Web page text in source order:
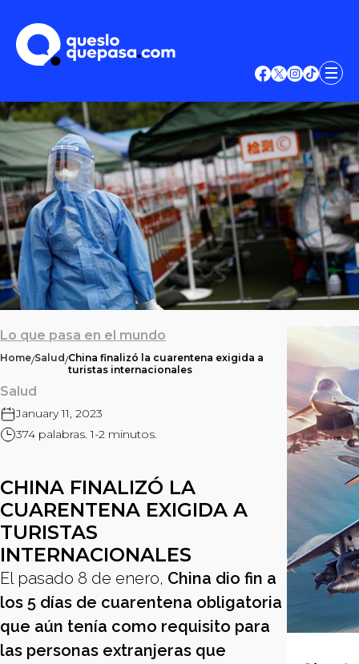
Lo que pasa en el mundo
Home/Salud/China finalizó la cuarentena exigida a
turistas internacionales
Salud
January 11, 2023
374 palabras. 1-2 minutos.
CHINA FINALIZÓ LA
CUARENTENA EXIGIDA A
TURISTAS
INTERNACIONALES
El pasado 8 de enero, China dio fin a
los 5 días de cuarentena obligatoria
que aún tenía como requisito para
las personas extranjeras que